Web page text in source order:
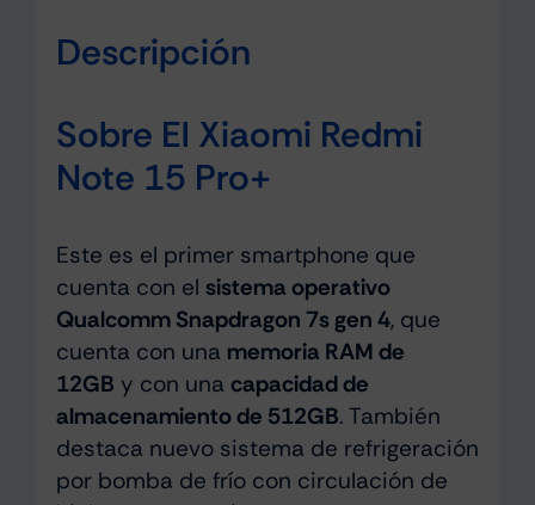
Descripción
Sobre El Xiaomi Redmi
Note 15 Pro+
Este es el primer smartphone que
cuenta con el sistema operativo
Qualcomm Snapdragon 7s gen 4, que
cuenta con una memoria RAM de
12GB y con una capacidad de
almacenamiento de 512GB. También
destaca nuevo sistema de refrigeración
por bomba de frío con circulación de